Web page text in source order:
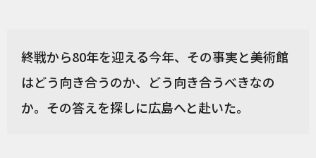
終戦から80年を迎える今年、その事実と美術館
はどう向き合うのか、どう向き合うべきなの
か。その答えを探しに広島へと赴いた。